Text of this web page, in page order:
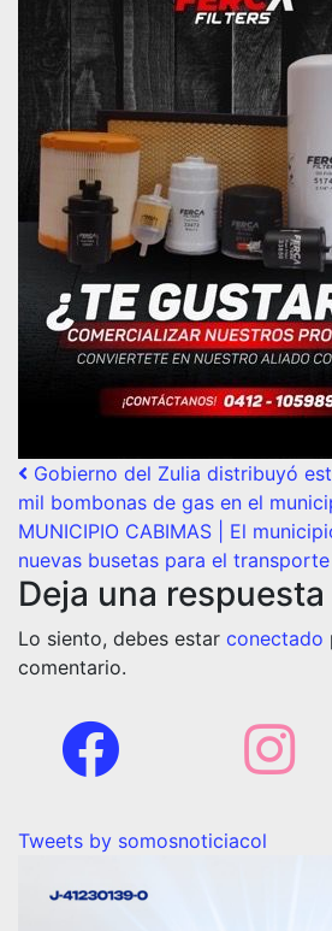
Post navigation
Gobierno del Zulia distribuyó
mil bombonas de gas en el
MUNICIPIO CABIMAS | El
nuevas busetas para el
Deja una respuesta
Lo siento, debes estar conectado
comentario.
Tweets by somosnoticiacol